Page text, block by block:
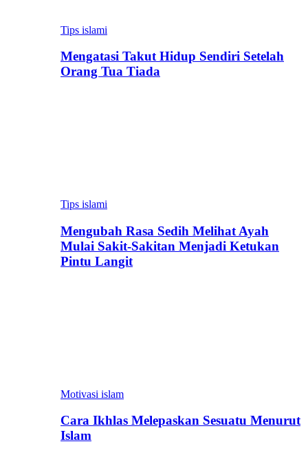
Tips islami
Mengatasi Takut Hidup Sendiri Setelah
Orang Tua Tiada
Tips islami
Mengubah Rasa Sedih Melihat Ayah
Mulai Sakit-Sakitan Menjadi Ketukan
Pintu Langit
Motivasi islam
Cara Ikhlas Melepaskan Sesuatu Menurut
Islam